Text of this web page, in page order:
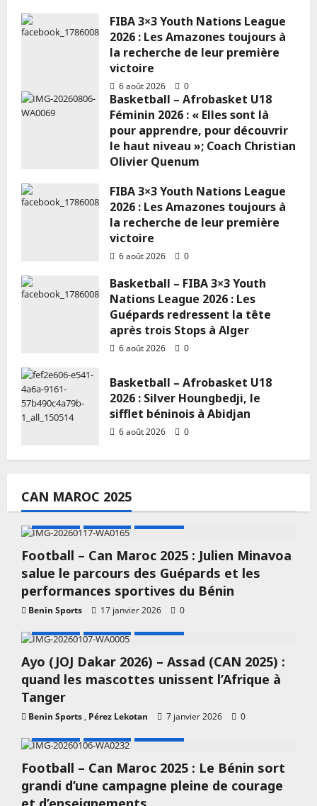
FIBA 3×3 Youth Nations League
2026 : Les Amazones toujours à
la recherche de leur première
victoire
6 août 2026 0
Basketball – Afrobasket U18
Féminin 2026 : « Elles sont là
pour apprendre, pour découvrir
le haut niveau »; Coach Christian
Olivier Quenum
FIBA 3×3 Youth Nations League
2026 : Les Amazones toujours à
la recherche de leur première
victoire
6 août 2026 0
Basketball – FIBA 3×3 Youth
Nations League 2026 : Les
Guépards redressent la tête
après trois Stops à Alger
6 août 2026 0
Basketball – Afrobasket U18
2026 : Silver Houngbedji, le
sifflet béninois à Abidjan
6 août 2026 0
CAN MAROC 2025
Football – Can Maroc 2025 : Julien Minavoa
salue le parcours des Guépards et les
performances sportives du Bénin
Benin Sports 17 janvier 2026
0
Ayo (JOJ Dakar 2026) – Assad (CAN 2025) :
quand les mascottes unissent l’Afrique à
Tanger
Benin Sports , Pérez Lekotan 7 janvier 2026
0
Football – Can Maroc 2025 : Le Bénin sort
grandi d’une campagne pleine de courage